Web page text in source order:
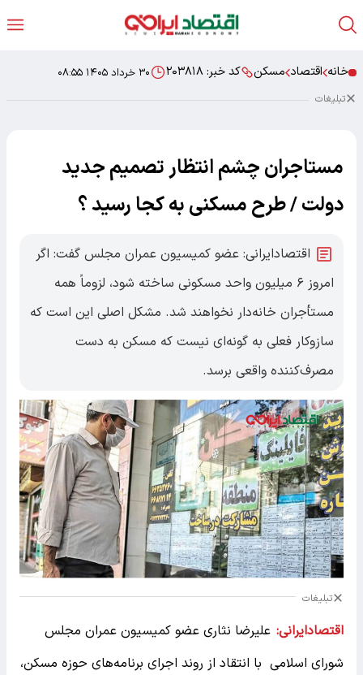
خانه اقتصاد مسکن کد خبر: ۲۰۳۸۱۸ ۳۰ خرداد ۱۴۰۵ ۰۸:۵۵
تبلیغات
مستاجران چشم انتظار تصمیم جدید
دولت / طرح مسکنی به کجا رسید ؟
اقتصادایرانی: عضو کمیسیون عمران مجلس گفت: اگر
امروز ۶ میلیون واحد مسکونی ساخته شود، لزوماً همه
مستأجران خانه‌دار نخواهند شد. مشکل اصلی این است که
سازوکار فعلی به گونه‌ای نیست که مسکن به دست
مصرف‌کننده واقعی برسد.
تبلیغات
اقتصادایرانی: علیرضا نثاری عضو کمیسیون عمران مجلس
شورای اسلامی با انتقاد از روند اجرای برنامه‌های حوزه مسکن،